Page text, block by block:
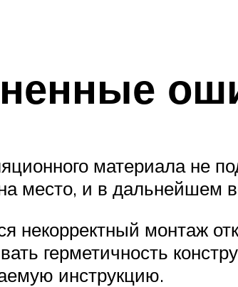
материала не
место, и в дальнейшем
некорректный монтаж
герметичность
инструкцию.